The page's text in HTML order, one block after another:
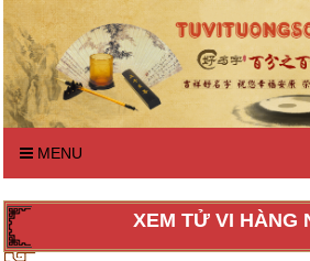
MENU
XEM TỬ VI HÀNG